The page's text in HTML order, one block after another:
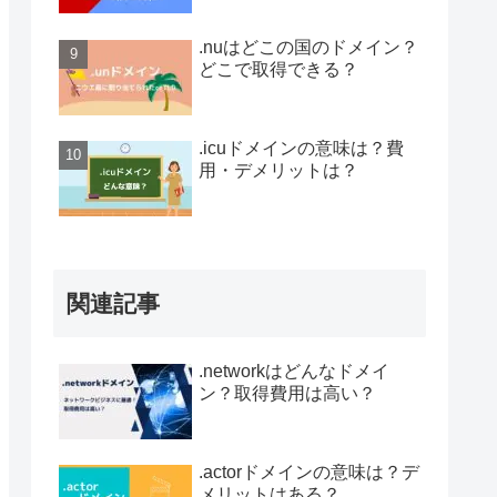
.nuはどこの国のドメイン？
どこで取得できる？
.icuドメインの意味は？費
用・デメリットは？
関連記事
.networkはどんなドメイ
ン？取得費用は高い？
.actorドメインの意味は？デ